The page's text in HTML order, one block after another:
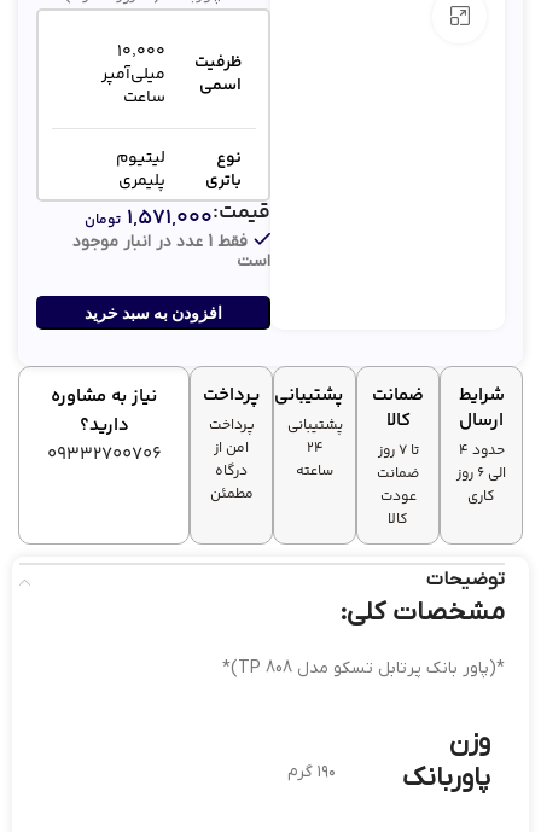
ظرفیت
اسمی
۱۰٬۰۰۰
میلی‌آمپر
ساعت
نوع
باتری
لیتیوم
پلیمری
درگاه
شارژ
دارای درگاه
فقط 1 عدد در انبار موجود
است
افزودن به سبد خرید
قیمت:۱,۵۷۱,۰۰۰ تومان
شرایط
ارسال
حدود 4
الی 6 روز
کاری
ضمانت
کالا
تا ۷ روز
ضمانت
عودت
کالا
پشتیبانی
پشتیبانی
۲۴
ساعته
پرداخت
پرداخت
امن از
درگاه
مطمئن
نیاز به مشاوره
دارید؟
09332700706
توضیحات
مشخصات کلی:
*(پاور بانک پرتابل تسکو مدل TP 808)*
وزن
پاوربانک
۱۹۰ گرم